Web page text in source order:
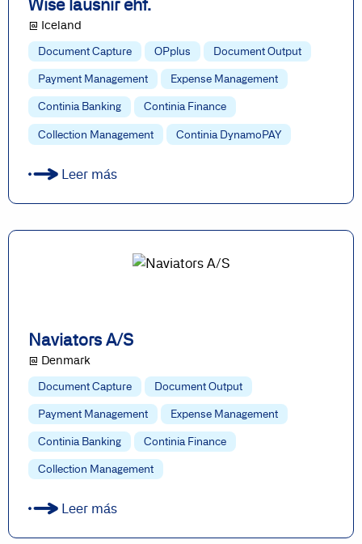
Wise lausnir ehf.
@ Iceland
Document Capture OPplus Document Output
Payment Management Expense Management
Continia Banking Continia Finance
Collection Management Continia DynamoPAY
Leer más
Naviators A/S
@ Denmark
Document Capture Document Output
Payment Management Expense Management
Continia Banking Continia Finance
Collection Management
Leer más